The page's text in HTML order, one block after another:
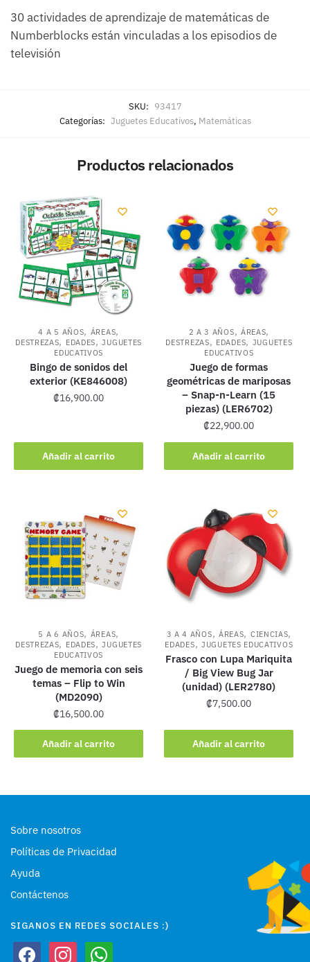
30 actividades de aprendizaje de matemáticas de
Numberblocks están vinculadas a los episodios de
televisión
SKU: 93417
Categorías: Juguetes Educativos, Matemáticas
Productos relacionados
4 A 5 AÑOS, ÁREAS,
DESTREZAS, EDADES,JUGUETES
EDUCATIVOS
Bingo de sonidos del
exterior (KE846008)
₡16,900.00
Añadir al carrito
2 A 3 AÑOS, ÁREAS,
DESTREZAS, EDADES, JUGUETES
EDUCATIVOS
Juego de formas
geométricas de mariposas
– Snap-n-Learn (15
piezas) (LER6702)
₡22,900.00
Añadir al carrito
5 A 6 AÑOS, ÁREAS,
DESTREZAS, EDADES,JUGUETES
EDUCATIVOS
Juego de memoria con seis
temas – Flip to Win
(MD2090)
₡16,500.00
Añadir al carrito
3 A 4 AÑOS, ÁREAS, CIENCIAS,
EDADES, JUGUETES EDUCATIVOS
Frasco con Lupa Mariquita
/ Big View Bug Jar
(unidad) (LER2780)
₡7,500.00
Añadir al carrito
Sobre nosotros
Políticas de Privacidad
Ayuda
Contáctenos
SIGANOS EN REDES SOCIALES :)
facebookinstagramwhatsapp